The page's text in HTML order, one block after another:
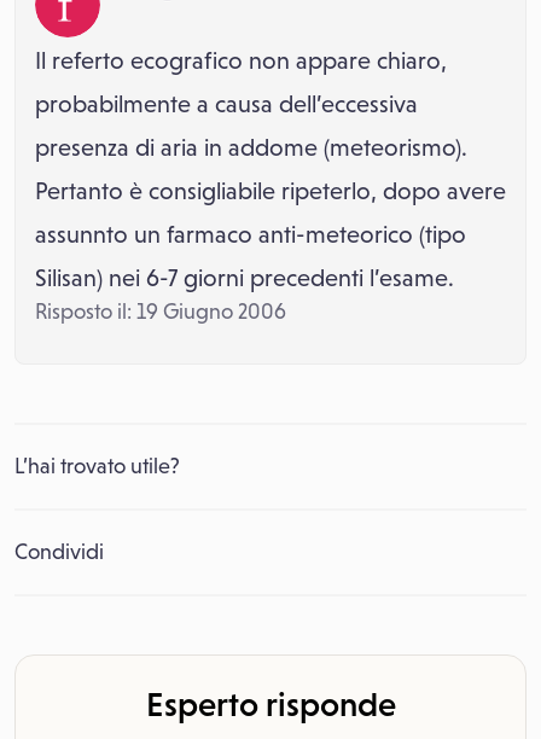
Il referto ecografico non appare chiaro,
probabilmente a causa dell’eccessiva
presenza di aria in addome (meteorismo).
Pertanto è consigliabile ripeterlo, dopo avere
assunnto un farmaco anti-meteorico (tipo
Silisan) nei 6-7 giorni precedenti l’esame.
Risposto il: 19 Giugno 2006
L’hai trovato utile?
Condividi
Esperto risponde